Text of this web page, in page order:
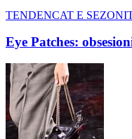
TENDENCAT E
Eye Patches: